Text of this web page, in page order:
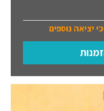
יציאה נוספים